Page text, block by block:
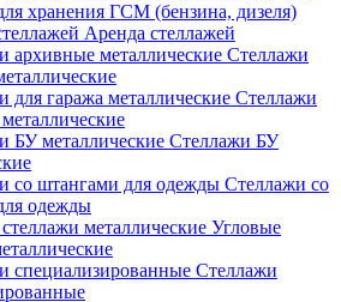
хранения ГСМ (бензина, дизеля)
Аренда стеллажей
Стеллажи
Стеллажи
Стеллажи БУ
Стеллажи со
одежды
Угловые
Стеллажи